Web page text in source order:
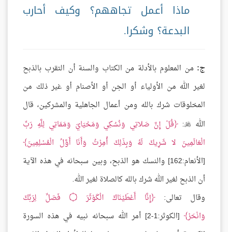
ماذا أعمل تجاههم؟ وكيف أحارب
البدعة؟ وشكرا.
ج: من المعلوم بالأدلة من الكتاب والسنة أن التقرب بالذبح
لغير الله من الأولياء أو الجن أو الأصنام أو غير ذلك من
المخلوقات شرك بالله ومن أعمال الجاهلية والمشركين، قال
الله

: قُلْ إِنَّ صَلاتِي وَنُسُكِي وَمَحْيَايَ وَمَمَاتِي لِلَّهِ رَبِّ
الْعَالَمِينَ لا شَرِيكَ لَهُ وَبِذَلِكَ أُمِرْتُ وَأَنَا أَوَّلُ الْمُسْلِمِينَ
[الأنعام:162] والنسك هو الذبح، وبين سبحانه في هذه الآية
أن الذبح لغير الله شرك بالله كالصلاة لغير الله.
وقال تعالى:
إِنَّا أَعْطَيْنَاكَ الْكَوْثَرَ۝
فَصَلِّ لِرَبِّكَ
وَانْحَرْ
[الكوثر:1-2] أمر الله سبحانه نبيه في هذه السورة